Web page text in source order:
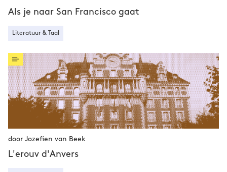
Als je naar San Francisco gaat
Literatuur & Taal
door Jozefien van Beek
L'erouv d'Anvers